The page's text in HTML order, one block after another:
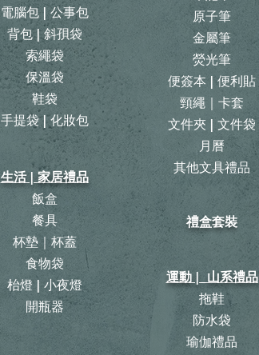
電腦包 | 公事包
背包|斜孭袋
​索繩袋
保溫袋
鞋袋
手提袋 | 化妝包
生活 | 家居禮品
飯盒
餐具
杯墊｜杯蓋
食物袋
枱燈 | 小夜燈
開瓶器
原子筆
金屬筆
熒光筆
便簽本 | 便利貼
頸繩｜卡套
文件夾 | 文件袋
月曆
​其他文具禮品
禮盒套裝
運動 | 山系禮品
拖鞋
防水袋
瑜伽禮品